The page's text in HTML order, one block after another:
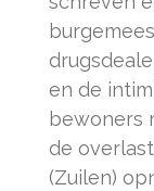
en de
bewoners
de
(Zuilen)